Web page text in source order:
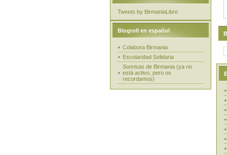
Tweets by BirmaniaLibre
Blogroll en español
Colabora Birmania
Escolaridad Solidaria
Sonrisas de Birmania (ya no
está activo, pero os
recordamos)